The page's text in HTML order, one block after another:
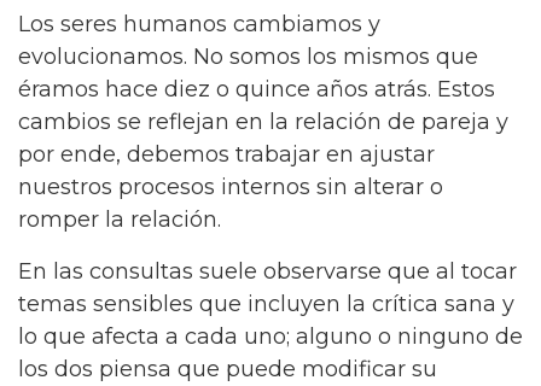
Los seres humanos cambiamos y
evolucionamos. No somos los mismos que
éramos hace diez o quince años atrás. Estos
cambios se reflejan en la relación de pareja y
por ende, debemos trabajar en ajustar
nuestros procesos internos sin alterar o
romper la relación.
En las consultas suele observarse que al tocar
temas sensibles que incluyen la crítica sana y
lo que afecta a cada uno; alguno o ninguno de
los dos piensa que puede modificar su